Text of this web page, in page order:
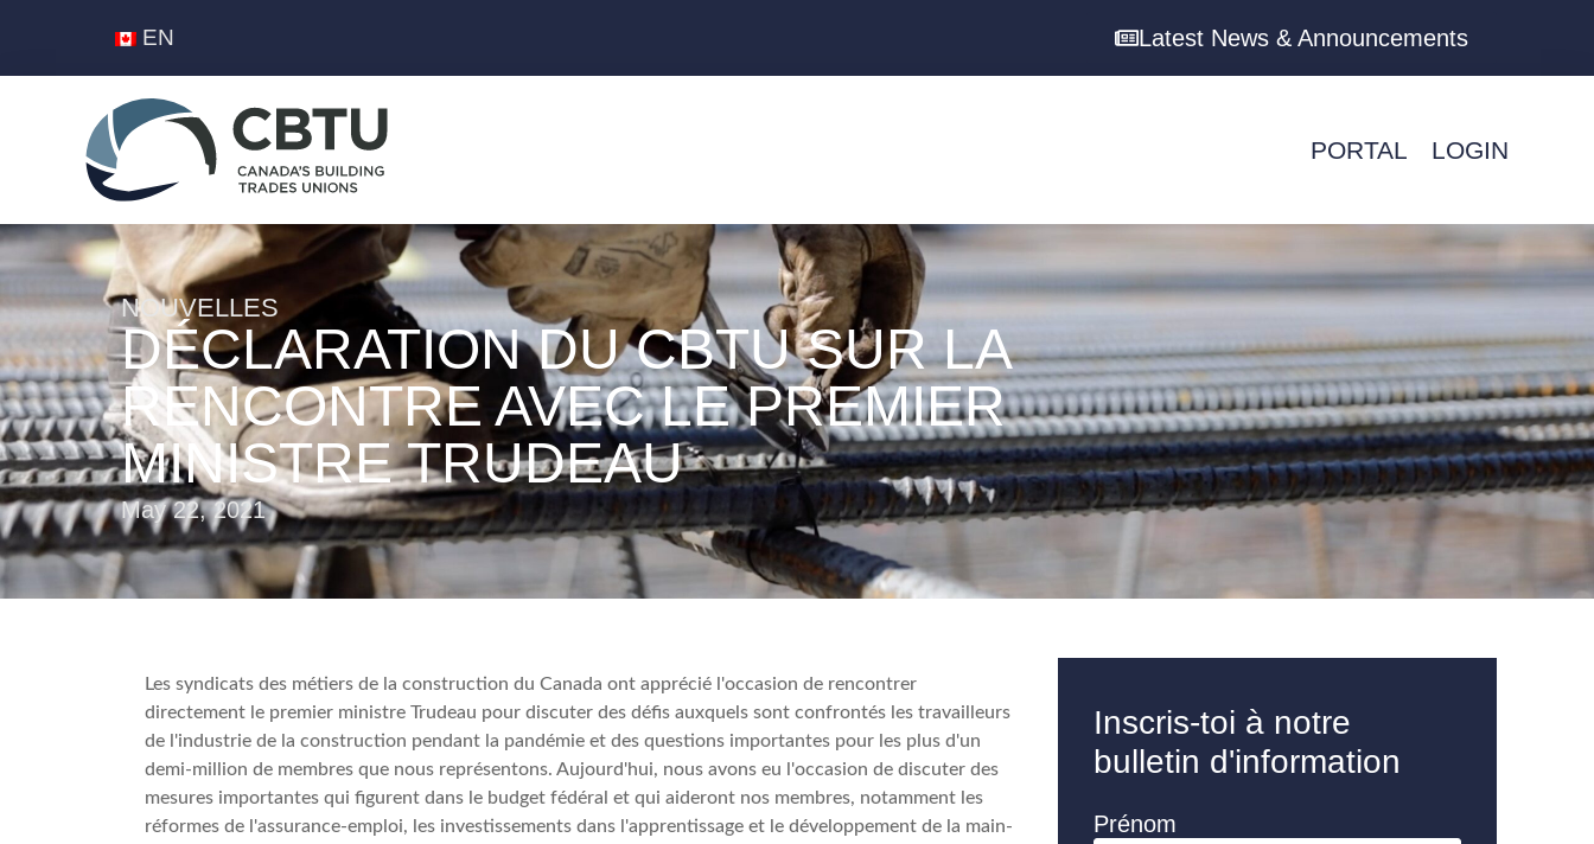
EN Latest News & Announcements
PORTAL LOGIN
NOUVELLES
DÉCLARATION DU CBTU SUR LA
RENCONTRE AVEC LE PREMIER
MINISTRE TRUDEAU
May 22, 2021
Les syndicats des métiers de la construction du Canada ont apprécié l'occasion de rencontrer
directement le premier ministre Trudeau pour discuter des défis auxquels sont confrontés les travailleurs
de l'industrie de la construction pendant la pandémie et des questions importantes pour les plus d'un
demi-million de membres que nous représentons. Aujourd'hui, nous avons eu l'occasion de discuter des
mesures importantes qui figurent dans le budget fédéral et qui aideront nos membres, notamment les
réformes de l'assurance-emploi, les investissements dans l'apprentissage et le développement de la main-
Inscris-toi à notre
bulletin d'information
Prénom